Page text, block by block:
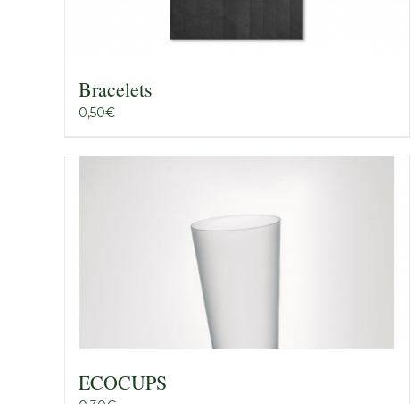
Bracelets
0,50€
ECOCUPS